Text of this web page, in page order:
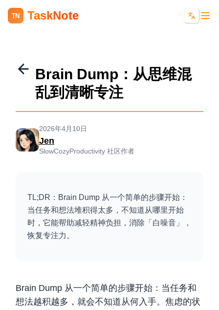
TN TaskNote
Brain Dump：从思维混
乱到清晰专注
2026年4月10日
Jen
SlowCozyProductivity 社区作者
TL;DR：Brain Dump 从一个简单的步骤开始：
当任务和想法堆积得太多，不知道从哪里开始
时，它能帮助减轻精神负担，消除「白噪音」，
恢复专注力。
Brain Dump 从一个简单的步骤开始：当任务和
想法越积越多，就会不知道从何入手。焦虑的状